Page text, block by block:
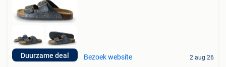
Duurzame deal Bezoek website 2 aug 26